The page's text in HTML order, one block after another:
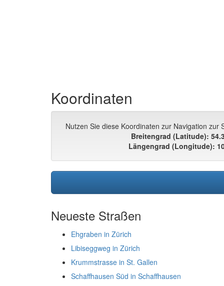
Koordinaten
Nutzen Sie diese Koordinaten zur Navigation zur
Breitengrad (Latitude):
Längengrad (Longitude):
Neueste Straßen
Ehgraben in Zürich
Libiseggweg in Zürich
Krummstrasse in St. Gallen
Schaffhausen Süd in Schaffhausen